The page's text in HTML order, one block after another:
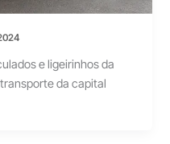
e ligeirinhos da
da capital